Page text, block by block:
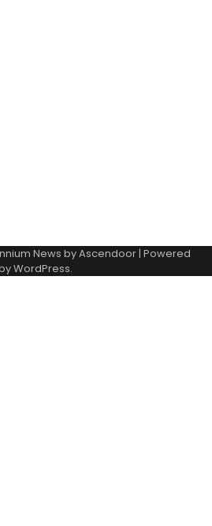
News byAscendoor | Powered
WordPress.